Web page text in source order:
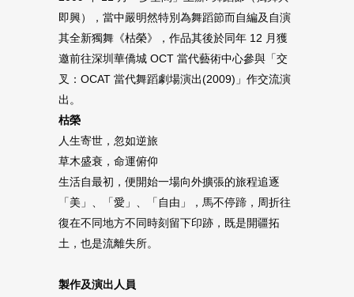
即興），當中嚴明然特別為舞蹈節而自編及自演
其全新獨舞《枯榮》，作品其後於同年 12 月獲
邀前往深圳華僑城 OCT 當代藝術中心參與「交
叉：OCAT 當代舞蹈劇場演出(2009)」作交流演
出。
枯榮
人生寄世，忽如逆旅
草木盛衰，命運俯仰
生活自最初，便開始一場向外擴張的旅程追逐
「美」、「愛」、「自由」，馬不停蹄，周折往
復在不同地方不同時刻留下印跡，既是開疆拓
土，也是流離失所。
製作及演出人員